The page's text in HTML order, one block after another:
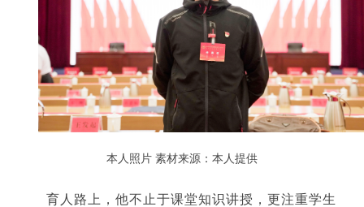
本人照片 素材来源：本人提供
育人路上，他不止于课堂知识讲授，更注重学生